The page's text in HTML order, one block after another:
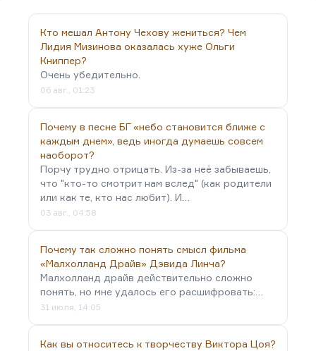
выяснена.
Попытка приписать одному…
Кто мешал Антону Чехову жениться? Чем
Лидия Мизинова оказалась хуже Ольги
Книппер?
Очень убедительно.
06 авг., 01:23
Почему в песне БГ «небо становится ближе с
каждым днем», ведь иногда думаешь совсем
наоборот?
Порчу трудно отрицать. Из-за неё забываешь,
что "кто-то смотрит нам вслед" (как родители
или как те, кто нас любит). И…
03 авг., 04:58
Почему так сложно понять смысл фильма
«Малхолланд Драйв» Дэвида Линча?
Малхолланд драйв действительно сложно
понять, но мне удалось его расшифровать:…
31 июля, 14:05
Как вы относитесь к творчеству Виктора Цоя?